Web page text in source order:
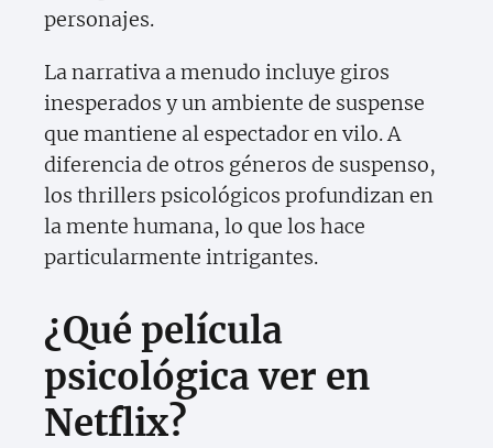
personajes.
La narrativa a menudo incluye giros
inesperados y un ambiente de suspense
que mantiene al espectador en vilo. A
diferencia de otros géneros de suspenso,
los thrillers psicológicos profundizan en
la mente humana, lo que los hace
particularmente intrigantes.
¿Qué película
psicológica ver en
Netflix?